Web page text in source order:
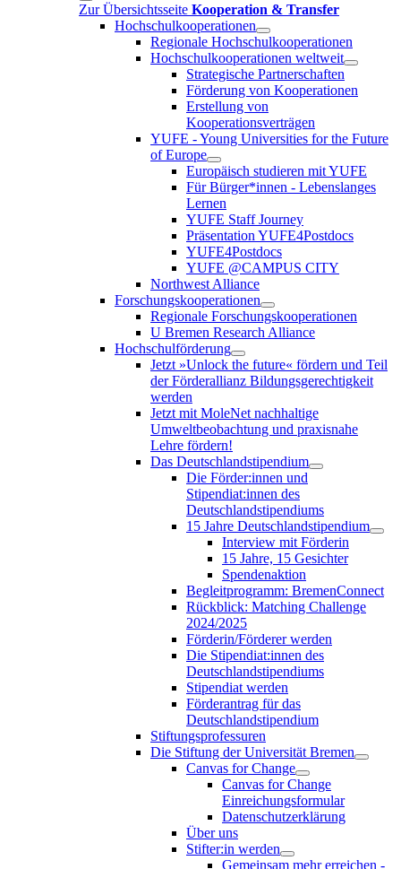
Zur Übersichtsseite Kooperation & Transfer
Hochschulkooperationen
Regionale Hochschulkooperationen
Hochschulkooperationen weltweit
Strategische Partnerschaften
Förderung von Kooperationen
Erstellung von
Kooperationsverträgen
YUFE - Young Universities for the Future
of Europe
Europäisch studieren mit YUFE
Für Bürger*innen - Lebenslanges
Lernen
YUFE Staff Journey
Präsentation YUFE4Postdocs
YUFE4Postdocs
YUFE @CAMPUS CITY
Northwest Alliance
Forschungskooperationen
Regionale Forschungskooperationen
U Bremen Research Alliance
Hochschulförderung
Jetzt »Unlock the future« fördern und Teil
der Förderallianz Bildungsgerechtigkeit
werden
Jetzt mit MoleNet nachhaltige
Umweltbeobachtung und praxisnahe
Lehre fördern!
Das Deutschlandstipendium
Die Förder:innen und
Stipendiat:innen des
Deutschlandstipendiums
15 Jahre Deutschlandstipendium
Interview mit Förderin
15 Jahre, 15 Gesichter
Spendenaktion
Begleitprogramm: BremenConnect
Rückblick: Matching Challenge
2024/2025
Förderin/Förderer werden
Die Stipendiat:innen des
Deutschlandstipendiums
Stipendiat werden
Förderantrag für das
Deutschlandstipendium
Stiftungsprofessuren
Die Stiftung der Universität Bremen
Canvas for Change
Canvas for Change
Einreichungsformular
Datenschutzerklärung
Über uns
Stifter:in werden
Gemeinsam mehr erreichen -